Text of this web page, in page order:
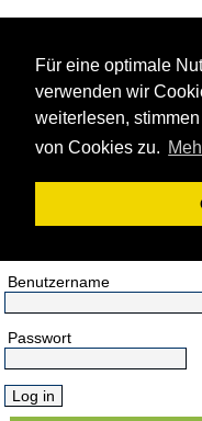
Für eine optimale
verwenden wir
weiterlesen,
von Cookies zu.
Schulleben |
Anmeldung
Hier melden Sie sich mit
Benutzername
Passwort